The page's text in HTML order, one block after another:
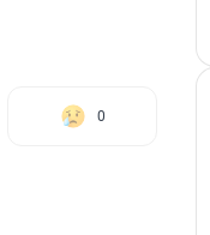
0